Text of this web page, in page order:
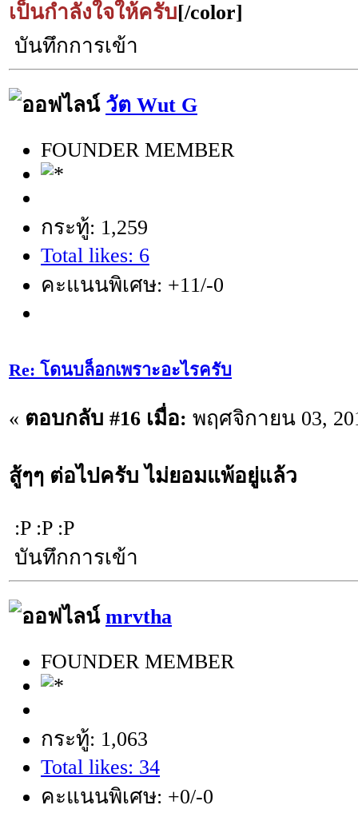
เป็นกำลังใจให้ครับ[/color]
บันทึกการเข้า
วัต Wut G
FOUNDER MEMBER
กระทู้: 1,259
Total likes: 6
คะแนนพิเศษ: +11/-0
Re: โดนบล็อกเพราะอะไรครับ
« ตอบกลับ #16 เมื่อ: พฤศจิกายน 03,
สู้ๆๆ ต่อไปครับ ไม่ยอมแพ้อยู่แล้ว
:P :P :P
บันทึกการเข้า
mrvtha
FOUNDER MEMBER
กระทู้: 1,063
Total likes: 34
คะแนนพิเศษ: +0/-0